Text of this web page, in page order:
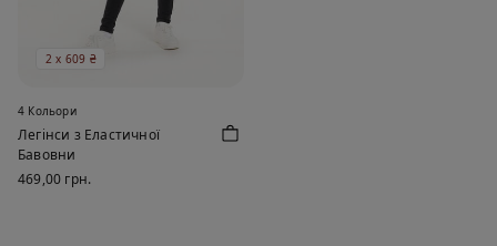
2 х 609 ₴
4 Кольори
Легінси з Еластичної
Бавовни
469,00 грн.